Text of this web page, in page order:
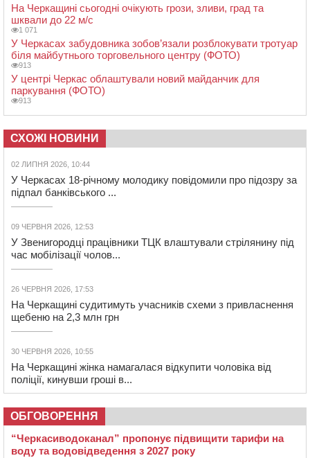
На Черкащині сьогодні очікують грози, зливи, град та
шквали до 22 м/с
1 071
У Черкасах забудовника зобов’язали розблокувати тротуар
біля майбутнього торговельного центру (ФОТО)
913
У центрі Черкас облаштували новий майданчик для
паркування (ФОТО)
913
СХОЖІ НОВИНИ
02 ЛИПНЯ 2026, 10:44
У Черкасах 18-річному молодику повідомили про підозру за
підпал банківського ...
09 ЧЕРВНЯ 2026, 12:53
У Звенигородці працівники ТЦК влаштували стрілянину під
час мобілізації чолов...
26 ЧЕРВНЯ 2026, 17:53
На Черкащині судитимуть учасників схеми з привласнення
щебеню на 2,3 млн грн
30 ЧЕРВНЯ 2026, 10:55
На Черкащині жінка намагалася відкупити чоловіка від
поліції, кинувши гроші в...
ОБГОВОРЕННЯ
“Черкасиводоканал” пропонує підвищити тарифи на
воду та водовідведення з 2027 року